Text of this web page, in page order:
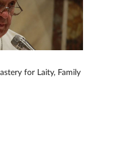
for Laity, Family